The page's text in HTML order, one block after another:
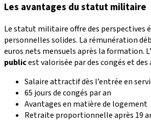
Les avantages du statut militaire
Le statut militaire offre des perspectives
personnelles solides. La rémunération
euros nets mensuels après la formation.
publicest valorisée par des congés et des
Salaire attractif dès l’entrée en
65 jours de congés par an
Avantages en matière de logement
Retraite proportionnelle après 19